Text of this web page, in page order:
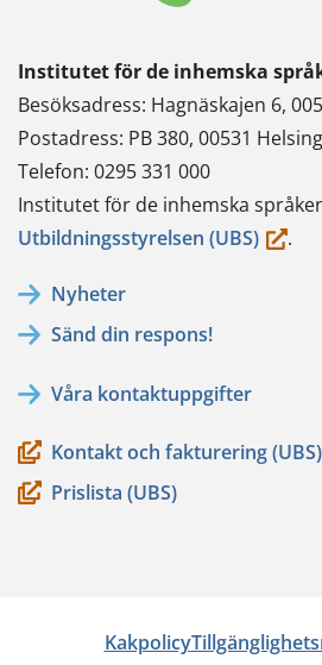
Institutet för de inhemska
Besöksadress: Hagnäskajen 6,
Postadress: PB 380, 00531
Telefon: 0295 331 000
Institutet för de inhemska
Utbildningsstyrelsen (UBS)(du.
Nyheter
Sänd din respons!
Våra kontaktuppgifter
Kontakt och fakturering (UBS)
Prislista (UBS)
Kakpolicy